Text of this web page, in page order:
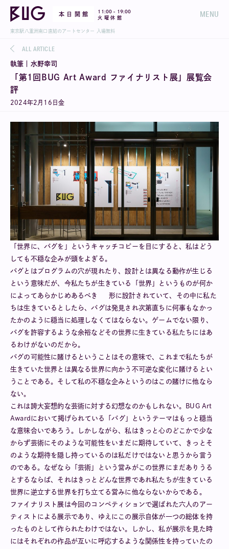
本 日 開 館 11:00 - 19:00
火 曜 休 館
MENU
東京駅八重洲南口直結のアートセンター 入場無料
ALL ARTICLE
執筆｜水野幸司
「第1回BUG Art Award ファイナリスト展」展覧会
評
2024年2 月 16 日金
「世界に、バグを」というキャッチコピーを目にすると、私はどう
しても不穏な企みが頭をよぎる。
バグとはプログラムの穴が現れたり、設計とは異なる動作が生じる
という意味だが、今私たちが生きている「世界」というものが何か
によってあらかじめあるべき 形に設計されていて、その中に私た
ちは生きているとしたら、バグは発見され次第直ちに何事もなかっ
たかのように穏当に処理しなくてはならない。ゲームでない限り、
バグを許容するような余裕などその世界に生きている私たちにはあ
るわけがないのだから。
バグの可能性に賭けるということはその意味で、これまで私たちが
生きていた世界とは異なる世界に向かう不可逆な変化に賭けるとい
うことである。そして私の不穏な企みというのはこの賭けに他なら
ない。
これは誇大妄想的な芸術に対する幻想なのかもしれない。BUG Art
Awardにおいて掲げられている「バグ」というテーマはもっと穏当
な意味合いであろう。しかしながら、私はきっと心のどこかで少な
からず芸術にそのような可能性をいまだに期待していて、きっとそ
のような期待を隠し持っているのは私だけではないと思うから言う
のである。なぜなら「芸術」という営みがこの世界にまだありうる
とするならば、それはきっとどんな世界であれ私たちが生きている
世界に逆立する世界を打ち立てる営みに他ならないからである。
ファイナリスト展は今回のコンペティションで選ばれた六人のアー
ティストによる展示であり、ゆえにこの展示自体が一つの総体を持
ったものとして作られたわけではない。しかし、私が展示を見た時
にはそれぞれの作品が互いに呼応するような関係性を持っていたの